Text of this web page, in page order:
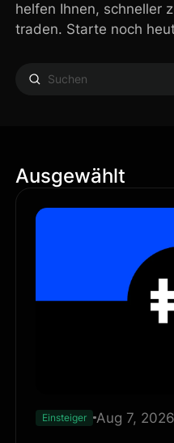
helfen Ihnen, schneller
traden. Starte noch
Ausgewählt
Einsteiger Aug 7, 2026